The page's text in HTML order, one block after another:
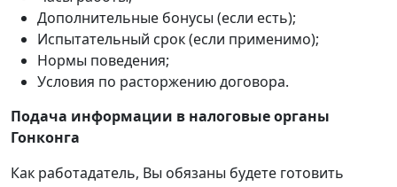
Дополнительные бонусы (если есть);
Испытательный срок (если применимо);
Нормы поведения;
Условия по расторжению договора.
Подача информации в налоговые органы
Гонконга
Как работадатель, Вы обязаны будете готовить